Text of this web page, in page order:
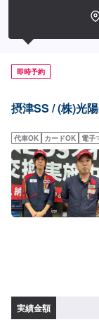
即時予約
摂津SS / (株)光
代車OK カードOK 電子
実績金額